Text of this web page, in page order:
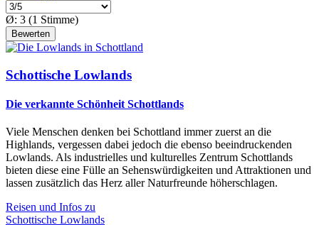
Ø: 3 (1 Stimme)
Schottische Lowlands
Die verkannte Schönheit Schottlands
Viele Menschen denken bei Schottland immer zuerst an die
Highlands, vergessen dabei jedoch die ebenso beeindruckenden
Lowlands. Als industrielles und kulturelles Zentrum Schottlands
bieten diese eine Fülle an Sehenswürdigkeiten und Attraktionen und
lassen zusätzlich das Herz aller Naturfreunde höherschlagen.
Reisen und Infos zu
Schottische Lowlands